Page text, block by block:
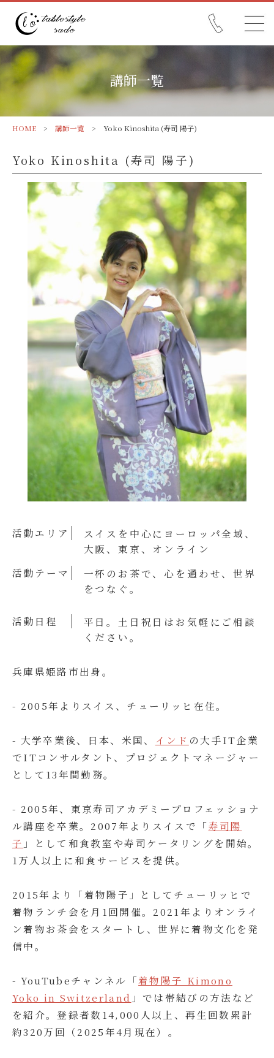
講師一覧
HOME> 講師一覧 > Yoko Kinoshita (寿司 陽子)
Yoko Kinoshita (寿司 陽子)
活動エリア
スイスを中心にヨーロッパ全域、
大阪、東京、オンライン
活動テーマ
一杯のお茶で、心を通わせ、世界
をつなぐ。
活動日程
平日。土日祝日はお気軽にご相談
ください。
兵庫県姫路市出身。
- 2005年よりスイス、チューリッヒ在住。
- 大学卒業後、日本、米国、 インド の大手IT企業
でITコンサルタント、プロジェクトマネージャー
として13年間勤務。
- 2005年、東京寿司アカデミープロフェッショナ
ル講座を卒業。2007年よりスイスで「寿司陽
子 」として和食教室や寿司ケータリングを開始。
1万人以上に和食サービスを提供。
2015年より「着物陽子」としてチューリッヒで
着物ランチ会を月1回開催。2021年よりオンライ
ン着物お茶会をスタートし、世界に着物文化を発
信中。
- YouTubeチャンネル「着物陽子 Kimono
Yoko in Switzerland 」では帯結びの方法など
を紹介。登録者数14,000人以上、再生回数累計
約320万回（2025年4月現在）。